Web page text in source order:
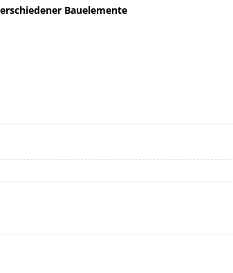
Bauelemente